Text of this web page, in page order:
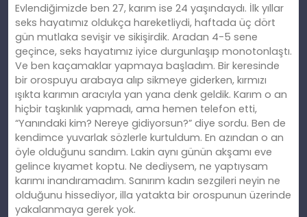
Evlendiğimizde ben 27, karım ise 24 yaşındaydı. İlk yıllar
seks hayatımız oldukça hareketliydi, haftada üç dört
gün mutlaka sevişir ve sikişirdik. Aradan 4-5 sene
geçince, seks hayatımız iyice durgunlaşıp monotonlaştı.
Ve ben kaçamaklar yapmaya başladım. Bir keresinde
bir orospuyu arabaya alıp sikmeye giderken, kırmızı
ışıkta karımın aracıyla yan yana denk geldik. Karım o an
hiçbir taşkınlık yapmadı, ama hemen telefon etti,
“Yanındaki kim? Nereye gidiyorsun?” diye sordu. Ben de
kendimce yuvarlak sözlerle kurtuldum. En azından o an
öyle olduğunu sandım. Lakin aynı günün akşamı eve
gelince kıyamet koptu. Ne dediysem, ne yaptıysam
karımı inandıramadım. Sanırım kadın sezgileri neyin ne
olduğunu hissediyor, illa yatakta bir orospunun üzerinde
yakalanmaya gerek yok.